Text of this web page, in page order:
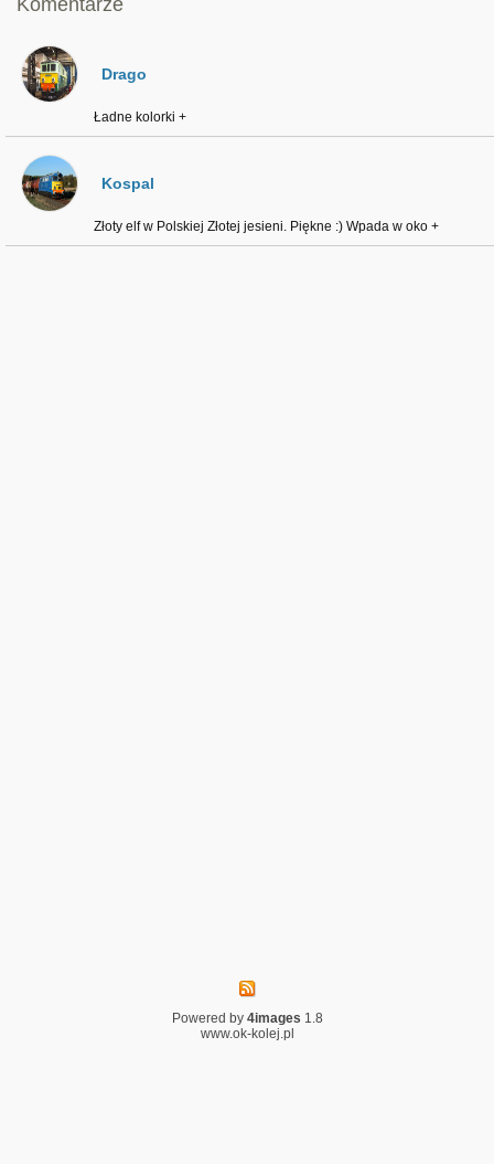
Komentarze
Drago
Ładne kolorki +
Kospal
Złoty elf w Polskiej Złotej jesieni. Piękne :) Wpada w oko +
Powered by 4images 1.8
www.ok-kolej.pl